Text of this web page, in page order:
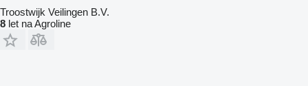
Troostwijk Veilingen B.V.
8 let na Agroline